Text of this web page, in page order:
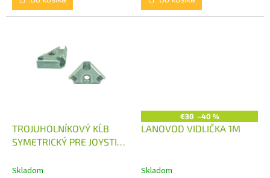
TROJUHOLNÍKOVÝ KĹB
SYMETRICKÝ PRE JOYSTICK
GULIČKOU
Skladom
€30 –40 %
LANOVOD VIDLIČKA 1M
Skladom